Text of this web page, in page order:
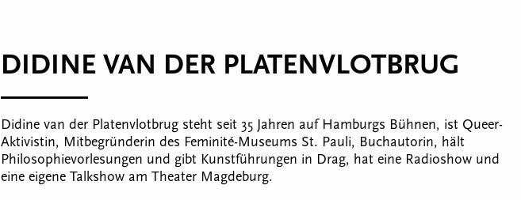
DIDINE VAN DER PLATENVLOTBRUG
Didine van der Platenvlotbrug steht seit 35 Jahren auf Hamburgs Bühnen, ist Queer-
Aktivistin, Mitbegründerin des Feminité-Museums St. Pauli, Buchautorin, hält
Philosophievorlesungen und gibt Kunstführungen in Drag, hat eine Radioshow und
eine eigene Talkshow am Theater Magdeburg.